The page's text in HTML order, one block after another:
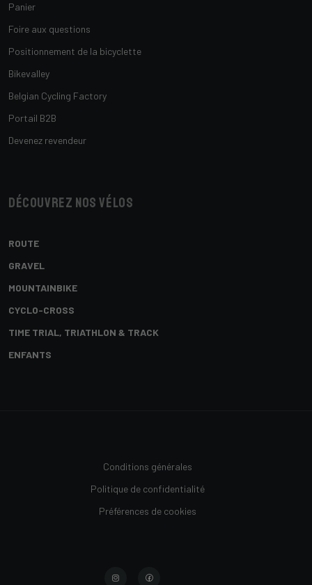
Panier
Foire aux questions
Positionnement de la bicyclette
Bikevalley
Belgian Cycling Factory
Portail B2B
Devenez revendeur
Découvrez nos vélos
ROUTE
GRAVEL
MOUNTAINBIKE
CYCLO-CROSS
TIME TRIAL, TRIATHLON & TRACK
ENFANTS
Conditions générales
Politique de confidentialité
Préférences de cookies